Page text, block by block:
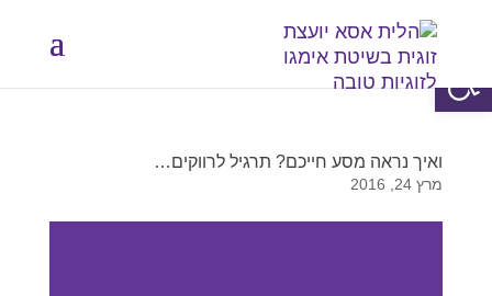
ואיך נראה מסע חייכם? תרגיל לרווקים…
מרץ 24, 2016
פתח סרגל נגישות